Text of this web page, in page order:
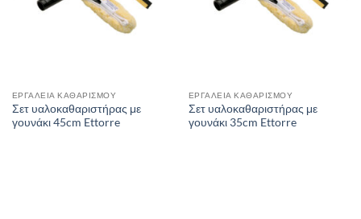
ΕΡΓΑΛΕΙΑ ΚΑΘΑΡΙΣΜΟΥ
Σετ υαλοκαθαριστήρας με
γουνάκι 45cm Ettorre
ΕΡΓΑΛΕΙΑ ΚΑΘΑΡΙΣΜΟΥ
Σετ υαλοκαθαριστήρας με
γουνάκι 35cm Ettorre